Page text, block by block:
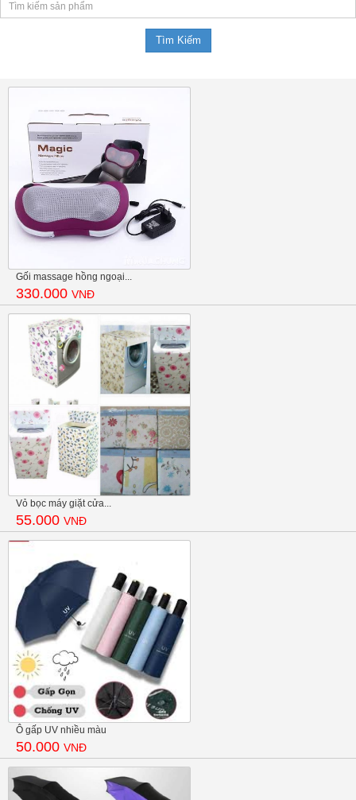
Gối massage hồng ngoại...
330.000 VNĐ
Vỏ bọc máy giặt cửa...
55.000 VNĐ
Ô gấp UV nhiều màu
50.000 VNĐ